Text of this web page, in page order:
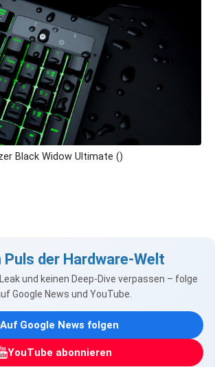
Black Widow Ultimate ()
Puls der Hardware-Welt
und keinen Deep-Dive verpassen – folge
Google News und YouTube.
Auf Google News folgen
YouTube abonnieren